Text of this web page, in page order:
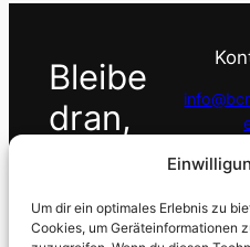
Um dir ein optimales Erlebnis zu
Cookies, um Geräteinformationen
Bleibe
dran,
dich.
02365